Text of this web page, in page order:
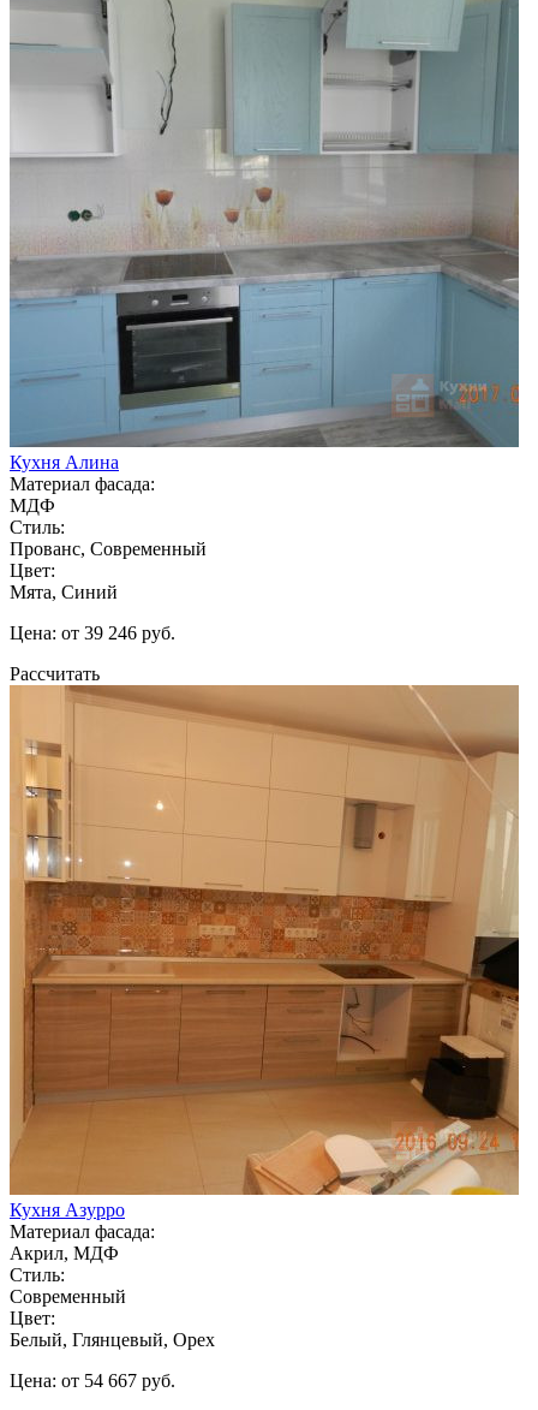
Кухня Алина
Материал фасада:
МДФ
Стиль:
Прованс, Современный
Цвет:
Мята, Синий
Цена: от 39 246 руб.
Рассчитать
Кухня Азурро
Материал фасада:
Акрил, МДФ
Стиль:
Современный
Цвет:
Белый, Глянцевый, Орех
Цена: от 54 667 руб.